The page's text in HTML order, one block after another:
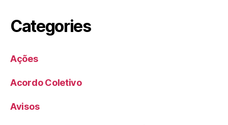
Categories
Ações
Acordo Coletivo
Avisos